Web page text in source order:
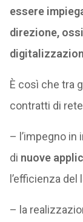
essere
direzione,
È così che tra
contratti di
– l’impegno
di nuove
l’efficienza
– la